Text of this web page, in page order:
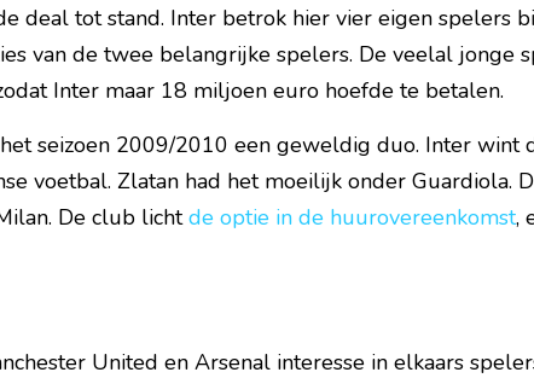
deal tot stand. Inter betrok hier vier eigen spelers
van de twee belangrijke spelers. De veelal jonge
Inter maar 18 miljoen euro hoefde te betalen.
seizoen 2009/2010 een geweldig duo. Inter wint
voetbal. Zlatan had het moeilijk onder Guardiola.
De club licht de optie in de huurovereenkomst,
United en Arsenal interesse in elkaars